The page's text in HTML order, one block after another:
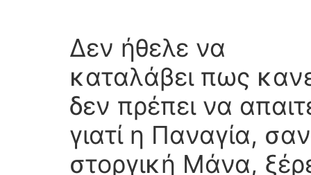
Δεν ήθελε να
καταλάβει πως
δεν πρέπει να
γιατί η Παναγία, σαν
στοργική Μάνα,